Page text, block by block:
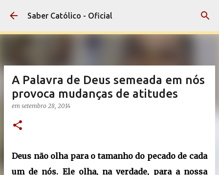
Pular para o conteúdo principal
Saber Católico - Oficial
A Palavra de Deus semeada em nós
provoca mudanças de atitudes
em setembro 28, 2014
Deus não olha para o tamanho do pecado de cada
um de nós. Ele olha, na verdade, para a nossa